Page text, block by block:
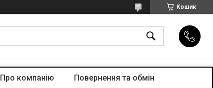
Кошик
Про компанiю Повернення та обмін